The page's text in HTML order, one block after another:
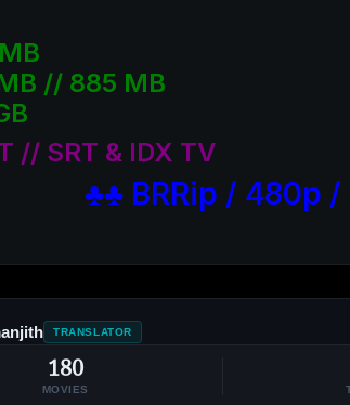
// 885 MB
// SRT & IDX TV
♣♣ BRRip / 480p
TRANSLATOR
180
MOVIES